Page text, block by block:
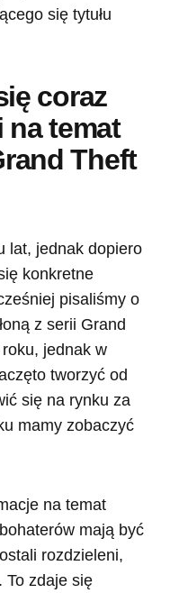
się tytułu
coraz
temat
Theft
lat, jednak dopiero
konkretne
pisaliśmy o
z serii Grand
jednak w
tworzyć od
się na rynku za
mamy zobaczyć
na temat
mają być
rozdzieleni,
To zdaje się